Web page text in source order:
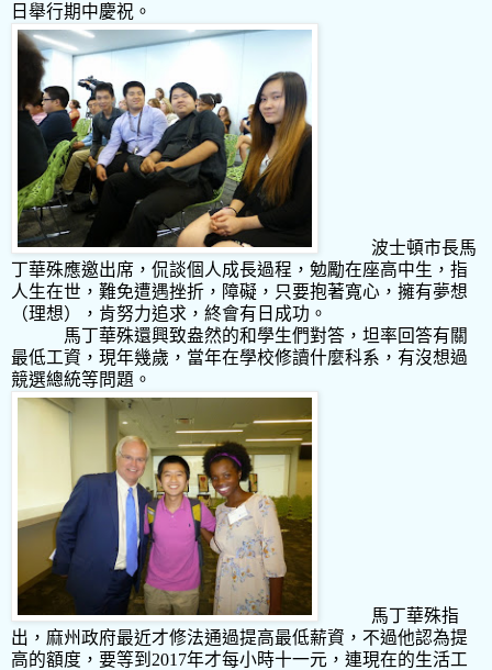
日舉行期中慶祝。
波士頓市長馬
丁華殊應邀出席，侃談個人成長過程，勉勵在座高中生，指
人生在世，難免遭遇挫折，障礙，只要抱著寬心，擁有夢想
（理想），肯努力追求，終會有日成功。
馬丁華殊還興致盎然的和學生們對答，坦率回答有關
最低工資，現年幾歲，當年在學校修讀什麼科系，有沒想過
競選總統等問題。
馬丁華殊指
出，麻州政府最近才修法通過提高最低薪資，不過他認為提
高的額度，要等到 2017年才每小時十一元，連現在的生活工